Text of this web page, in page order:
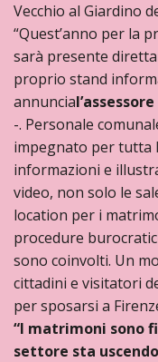
Vecchio al Giardino
“Quest’anno per la
sarà presente
proprio stand
annuncia
-. Personale
impegnato per tutta
informazioni e
video, non solo le
location per i
procedure
sono coinvolti. Un
cittadini e visitatori
per sposarsi a
“I matrimoni sono
settore sta